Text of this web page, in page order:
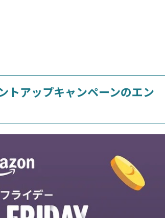
トアップキャンペーンのエン